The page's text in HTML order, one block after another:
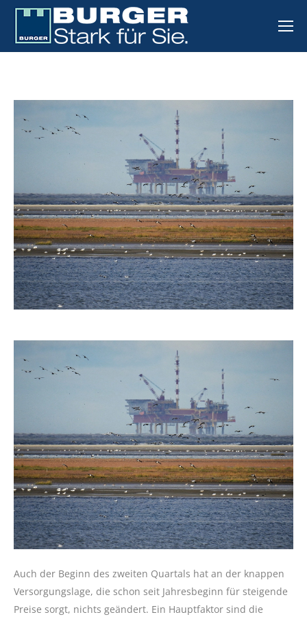
Auch der Beginn des zweiten Quartals hat an der knappen
Versorgungslage, die schon seit Jahresbeginn für steigende
Preise sorgt, nichts geändert. Ein Hauptfaktor sind die